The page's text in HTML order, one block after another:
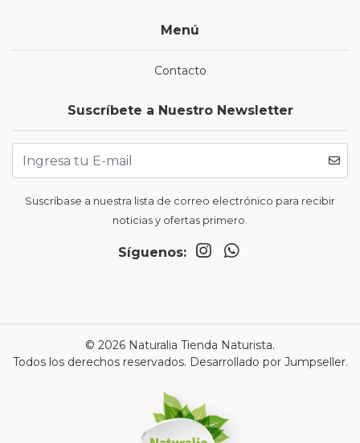
Menú
Contacto
Suscríbete a Nuestro Newsletter
Suscríbase a nuestra lista de correo electrónico para recibir
noticias y ofertas primero.
Síguenos:
© 2026 Naturalia Tienda Naturista.
Todos los derechos reservados. Desarrollado por Jumpseller.